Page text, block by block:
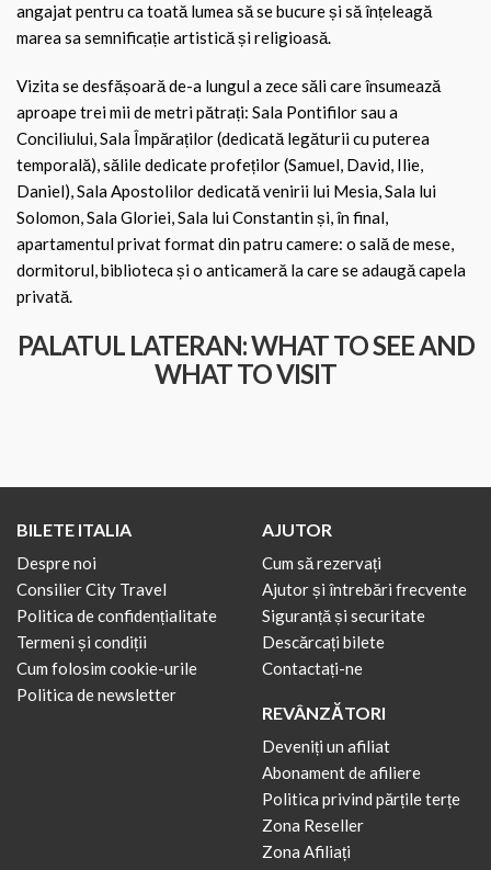
angajat pentru ca toată lumea să se bucure și să înțeleagă
marea sa semnificație artistică și religioasă.
Vizita se desfășoară de-a lungul a zece săli care însumează
aproape trei mii de metri pătrați: Sala Pontifilor sau a
Conciliului, Sala Împăraților (dedicată legăturii cu puterea
temporală), sălile dedicate profeților (Samuel, David, Ilie,
Daniel), Sala Apostolilor dedicată venirii lui Mesia, Sala lui
Solomon, Sala Gloriei, Sala lui Constantin și, în final,
apartamentul privat format din patru camere: o sală de mese,
dormitorul, biblioteca și o anticameră la care se adaugă capela
privată.
PALATUL LATERAN: WHAT TO SEE AND
WHAT TO VISIT
BILETE ITALIA
Despre noi
Consilier City Travel
Politica de confidențialitate
Termeni și condiții
Cum folosim cookie-urile
Politica de newsletter
AJUTOR
Cum să rezervați
Ajutor și întrebări frecvente
Siguranță și securitate
Descărcați bilete
Contactați-ne
REVÂNZĂTORI
Deveniți un afiliat
Abonament de afiliere
Politica privind părțile terțe
Zona Reseller
Zona Afiliați